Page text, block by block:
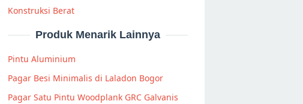
Konstruksi Berat
Produk Menarik Lainnya
Pintu Aluminium
Pagar Besi Minimalis di Laladon Bogor
Pagar Satu Pintu Woodplank GRC Galvanis